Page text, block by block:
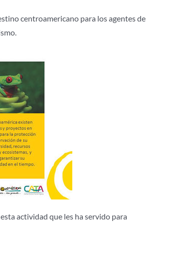
centroamericano para los agentes de
actividad que les ha servido para